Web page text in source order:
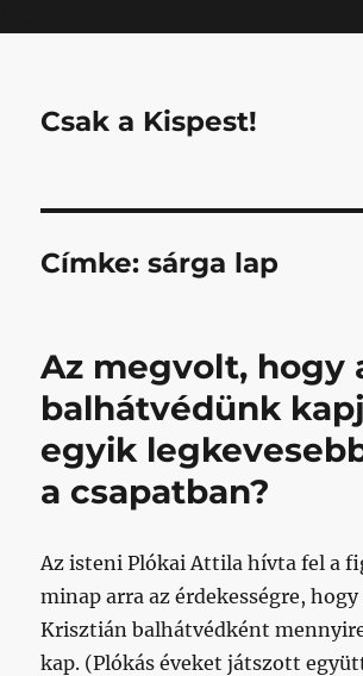
Csak a Kispest!
Címke:sárga lap
Az megvolt, hogy
balhátvédünk
egyik
a csapatban?
Az isteni Plókai Attila hívta fel a
minap arra az érdekességre, hogy
Krisztián balhátvédként
kap. (Plókás éveket játszott